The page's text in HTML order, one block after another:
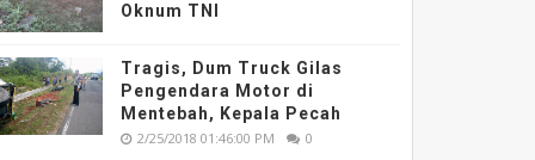
Oknum TNI
Tragis, Dum Truck Gilas
Pengendara Motor di
Mentebah, Kepala Pecah
2/25/2018 01:46:00 PM 0